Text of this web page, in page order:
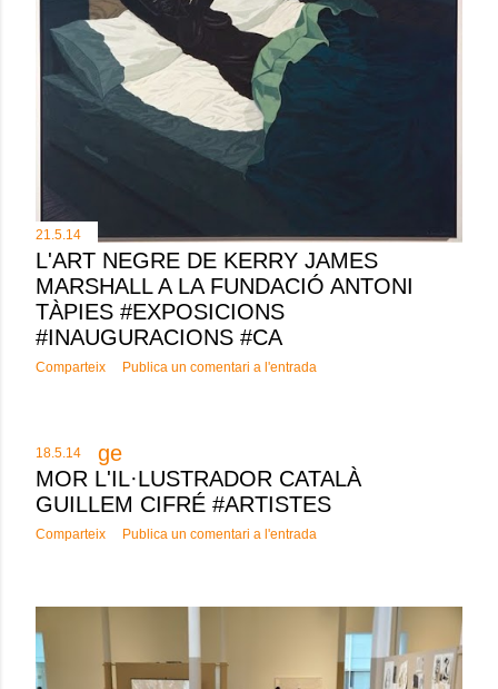
21.5.14
L'ART NEGRE DE KERRY JAMES
MARSHALL A LA FUNDACIÓ ANTONI
TÀPIES #EXPOSICIONS
#INAUGURACIONS #CA
Comparteix Publica un comentari a l'entrada
18.5.14
MOR L'IL·LUSTRADOR CATALÀ
GUILLEM CIFRÉ #ARTISTES
Comparteix Publica un comentari a l'entrada